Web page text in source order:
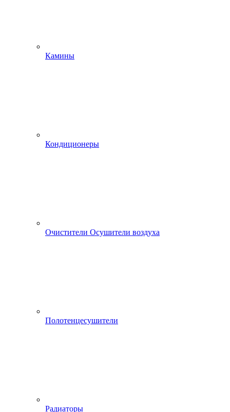
Камины
Кондиционеры
Очистители Осушители воздуха
Полотенцесушители
Радиаторы